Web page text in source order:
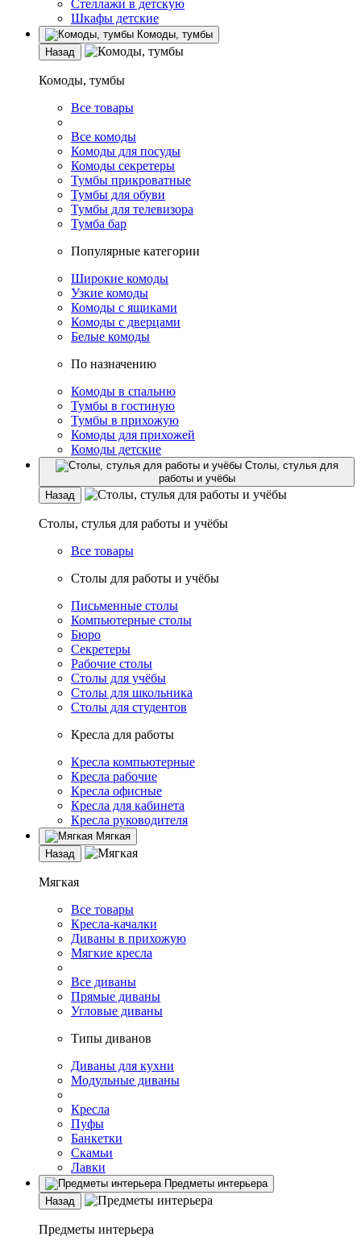
Стеллажи в детскую
Шкафы детские
Комоды, тумбы
Назад
Комоды, тумбы
Все товары
Все комоды
Комоды для посуды
Комоды секретеры
Тумбы прикроватные
Тумбы для обуви
Тумбы для телевизора
Тумба бар
Популярные категории
Широкие комоды
Узкие комоды
Комоды с ящиками
Комоды с дверцами
Белые комоды
По назначению
Комоды в спальню
Тумбы в гостиную
Тумбы в прихожую
Комоды для прихожей
Комоды детские
Столы, стулья для
работы и учёбы
Назад
Столы, стулья для работы и учёбы
Все товары
Столы для работы и учёбы
Письменные столы
Компьютерные столы
Бюро
Секретеры
Рабочие столы
Столы для учёбы
Столы для школьника
Столы для студентов
Кресла для работы
Кресла компьютерные
Кресла рабочие
Кресла офисные
Кресла для кабинета
Кресла руководителя
Мягкая
Назад
Мягкая
Все товары
Кресла-качалки
Диваны в прихожую
Мягкие кресла
Все диваны
Прямые диваны
Угловые диваны
Типы диванов
Диваны для кухни
Модульные диваны
Кресла
Пуфы
Банкетки
Скамьи
Лавки
Предметы интерьера
Назад
Предметы интерьера